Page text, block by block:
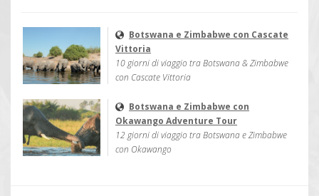
Botswana e Zimbabwe con Cascate
Vittoria
10 giorni di viaggio tra Botswana & Zimbabwe
con Cascate Vittoria
Botswana e Zimbabwe con
Okawango Adventure Tour
12 giorni di viaggio tra Botswana e Zimbabwe
con Okawango